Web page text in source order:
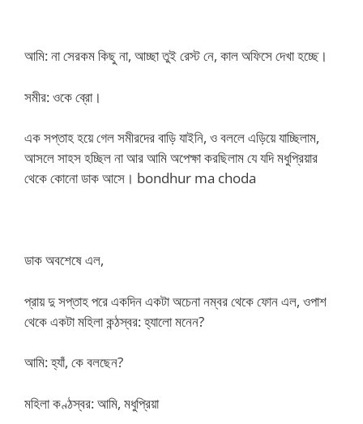
আমি: না সেরকম কিছু না, আচ্ছা তুই রেস্ট নে, কাল অফিসে দেখা হচ্ছে।
সমীর: ওকে ব্রো।
এক সপ্তাহ হয়ে গেল সমীরদের বাড়ি যাইনি, ও বললে এড়িয়ে যাচ্ছিলাম,
আসলে সাহস হচ্ছিল না আর আমি অপেক্ষা করছিলাম যে যদি মধুপ্রিয়ার
থেকে কোনো ডাক আসে। bondhur ma choda
ডাক অবশেষে এল,
প্রায় দু সপ্তাহ পরে একদিন একটা অচেনা নম্বর থেকে ফোন এল, ওপাশ
থেকে একটা মহিলা কন্ঠস্বর: হ্যালো মনেন?
আমি: হ্যাঁ, কে বলছেন?
মহিলা কণ্ঠস্বর: আমি, মধুপ্রিয়া